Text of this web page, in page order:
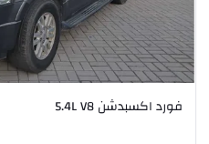
فورد اكسبدشن 5.4L V8